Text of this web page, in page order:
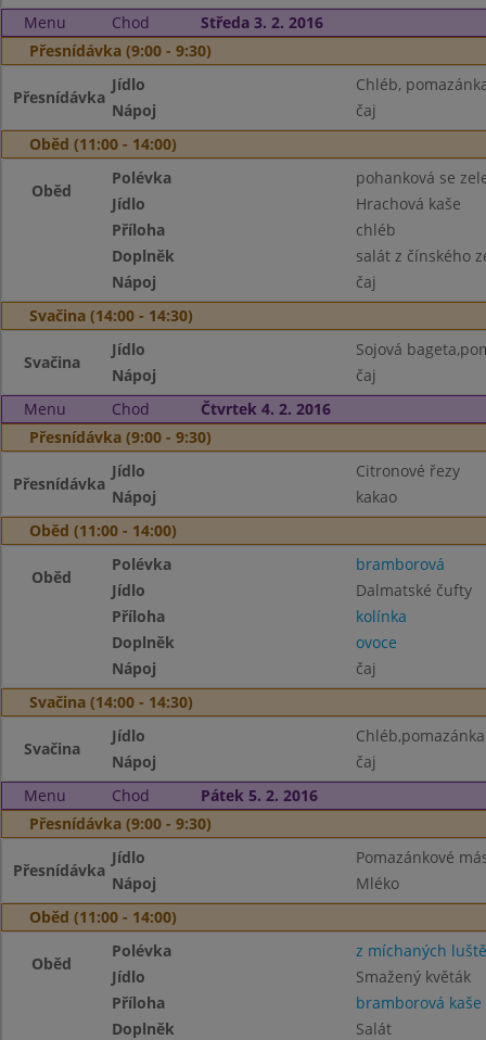
Menu
Chod
Středa 3. 2. 2016
Přesnídávka (9:00 - 9:30)
Přesnídávka
Jídlo
Chléb,
Nápoj
čaj
Oběd (11:00 - 14:00)
Oběd
Polévka
pohanková se
Jídlo
Hrachová kaše
Příloha
chléb
Doplněk
salát z čínského
Nápoj
čaj
Svačina (14:00 - 14:30)
Svačina
Jídlo
Sojová
Nápoj
čaj
Menu
Chod
Čtvrtek 4. 2. 2016
Přesnídávka (9:00 - 9:30)
Přesnídávka
Jídlo
Citronové řezy
Nápoj
kakao
Oběd (11:00 - 14:00)
Oběd
Polévka
bramborová
Jídlo
Dalmatské čufty
Příloha
kolínka
Doplněk
ovoce
Nápoj
čaj
Svačina (14:00 - 14:30)
Svačina
Jídlo
Nápoj
čaj
Menu
Chod
Pátek 5. 2. 2016
Přesnídávka (9:00 - 9:30)
Přesnídávka
Jídlo
Pomazánkové
Nápoj
Mléko
Oběd (11:00 - 14:00)
Oběd
Polévka
z míchaných
Jídlo
Smažený květák
Příloha
bramborová kaše
Doplněk
Salát